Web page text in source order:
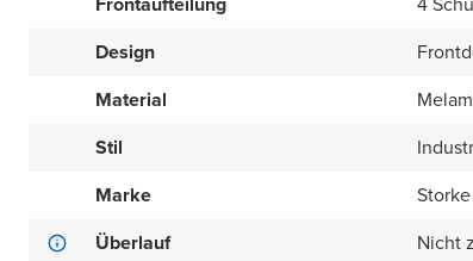
Design
Material
Stil
Marke
Storke
Überlauf
Nicht